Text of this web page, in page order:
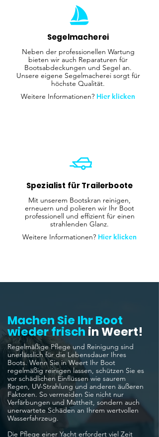
Segelmacherei
Neben der professionellen Wartung
bieten wir auch Reparaturen für
Bootsabdeckungen und Segel an.
Unsere eigene Segelmacherei sorgt für
höchste Qualität.
Weitere Informationen? Hier klicken
Spezialist für Trailerboote
Mit unserem Bootskran reinigen,
erneuern und polieren wir Ihr Boot
professionell und effizient für einen
strahlenden Glanz.
Weitere Informationen? Hier klicken
Machen Sie Ihr Boot
wieder frisch in Weert!
Regelmäßige Pflege und Reinigung sind
unerlässlich für die Lebensdauer Ihres
Boots. Wenn Sie in Weert Ihr Boot
regelmäßig reinigen lassen, schützen Sie es
vor schädlichen Einflüssen wie saurem
Regen, UV-Strahlung und anderen äußeren
Faktoren. So vermeiden Sie nicht nur
Verfärbungen und Mattheit, sondern auch
unerwartete Schäden an Ihrem wertvollen
Wasserfahrzeug.
Die Pflege einer Yacht erfordert viel Zeit